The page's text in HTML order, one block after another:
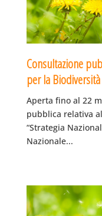
Consultazione
per la
Aperta fino al 22
pubblica relativa
“Strategia
Nazionale...